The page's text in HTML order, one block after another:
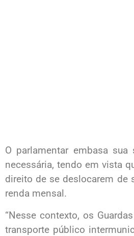
O parlamentar embasa
necessária, tendo em vista
direito de se deslocarem de
renda mensal.
“Nesse contexto, os
transporte público